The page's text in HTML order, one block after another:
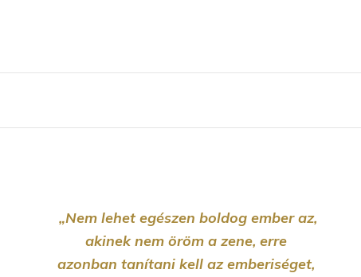
„Nem lehet egészen boldog ember az,
akinek nem öröm a zene, erre
azonban tanítani kell az emberiséget,